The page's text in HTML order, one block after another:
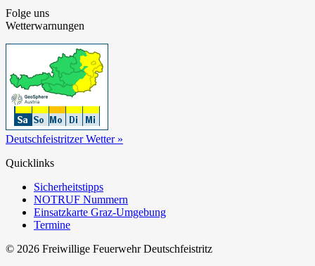
Folge uns
Wetterwarnungen
Deutschfeistritzer Wetter »
Quicklinks
Sicherheitstipps
NOTRUF Nummern
Einsatzkarte Graz-Umgebung
Termine
© 2026 Freiwillige Feuerwehr Deutschfeistritz